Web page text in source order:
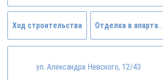
Ход строительства Отделка в апартаменте
ул. Александра Невского, 12/43